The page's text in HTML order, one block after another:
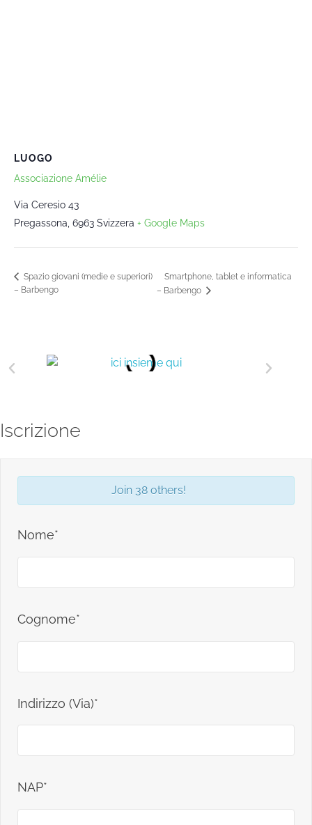
LUOGO
Associazione Amélie
Via Ceresio 43
Pregassona 6963 Svizzera + Google Maps
Spazio giovani (medie e superiori)
– Barbengo
Smartphone, tablet e informatica
– Barbengo
Iscrizione
Join 38 others!
Nome*
Cognome*
Indirizzo (Via)*
NAP*